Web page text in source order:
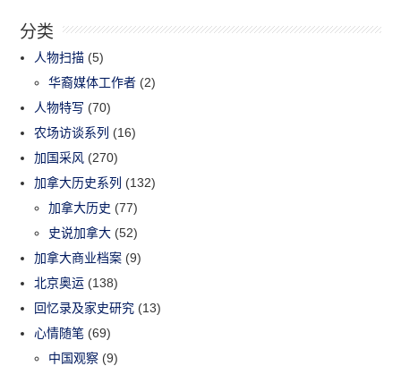
分类
人物扫描 (5)
华裔媒体工作者 (2)
人物特写 (70)
农场访谈系列 (16)
加国采风 (270)
加拿大历史系列 (132)
加拿大历史 (77)
史说加拿大 (52)
加拿大商业档案 (9)
北京奥运 (138)
回忆录及家史研究 (13)
心情随笔 (69)
中国观察 (9)